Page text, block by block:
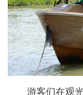
游客们在观